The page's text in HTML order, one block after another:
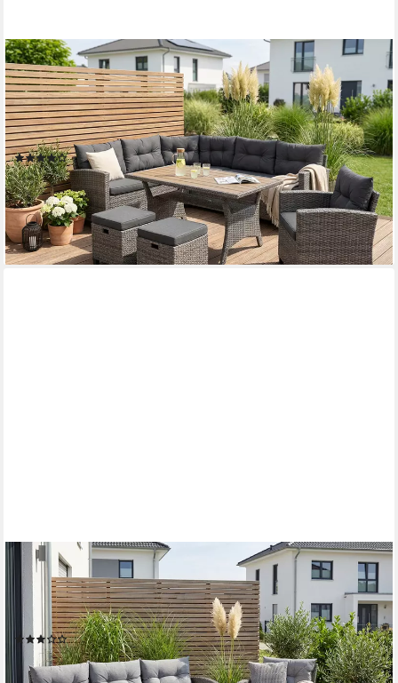
KONIFERA
Gartenlounge-Set Keros Premium, (Set, 20-tlg., 2x 2er Sofa, 1x
Ecke, 1x Sessel, 2x Hocker, 1x Tisch 145x75x67,5cm),
Ecklounge, Polyrattan, Stahl, geeignet für 8 Personen, inkl.
Auflagen
(161)
699,99 € UVP1.119,99 €
-38%
lieferbar - in 4-5 Werktagen bei dir
KONIFERA
Gartenlounge-Set Cordoba, (Set, 11-tlg., 2x Bank, 1x Sessel, 1x
Tisch 90x55x43cm, inkl. Auflagen), Polyratten, Stahl, Tischplatte
aus Nonwood, geeignet für 4 Personen
(21)
499,99 € UVP699,99 €
-29%